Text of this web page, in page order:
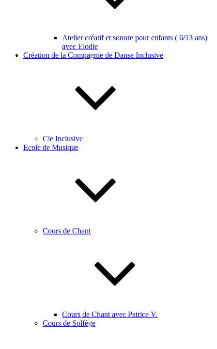
Atelier créatif et sonore pour enfants ( 6/13 ans)
avec Elodie
Création de la Compagnie de Danse Inclusive
Cie Inclusive
Ecole de Musique
Cours de Chant
Cours de Chant avec Patrice V.
Cours de Solfège